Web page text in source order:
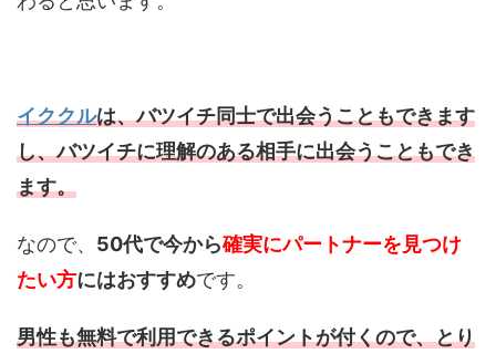
イククルは、バツイチ同士で出会うこともできます
し、バツイチに理解のある相手に出会うこともでき
ます。
なので、 50代で今から確実にパートナーを見つけ
たい方にはおすすめです。
男性も無料で利用できるポイントが付くので、とり